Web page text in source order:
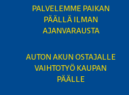
PALVELEMME PAIKAN
PÄÄLLÄ ILMAN
AJANVARAUSTA
AUTON AKUN OSTAJALLE
VAIHTOTYÖ KAUPAN
PÄÄLLE